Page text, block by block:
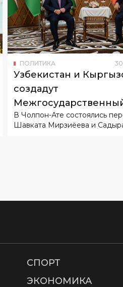
ПОЛИТИКА 30
Узбекистан и
создадут
В Чолпон-Ате состоялись
СПОРТ
ЭКОНОМИКА